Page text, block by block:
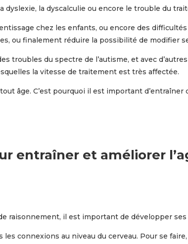
dyslexie, la dyscalculie ou encore le trouble du
chez les enfants, ou encore des
ou finalement réduire la possibilité de modifier
troubles du spectre de l’autisme, et avec
la vitesse de traitement est très affectée.
âge. C’est pourquoi il est important
entraîner et améliorer
raisonnement, il est important de développer
connexions au niveau du cerveau. Pour se